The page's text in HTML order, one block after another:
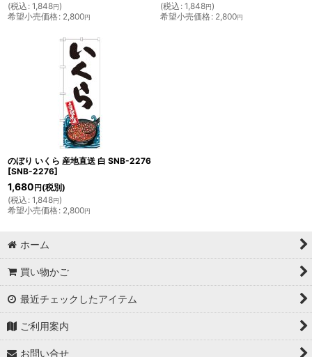
(税込 : 1,848円)
希望小売価格: 2,800円
(税込 : 1,848円)
希望小売価格: 2,800円
のぼり いくら 産地直送 白 SNB-2276
[SNB-2276]
1,680 円 (税別)
(税込 : 1,848円)
希望小売価格: 2,800円
ホーム
買い物かご
最近チェックしたアイテム
ご利用案内
お問い合せ